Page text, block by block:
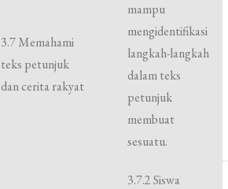
3.7 Memahami
teks petunjuk
dan cerita rakyat
mampu
mengidentifikasi
langkah-langkah
dalam teks
petunjuk
membuat
sesuatu.
3.7.2 Siswa